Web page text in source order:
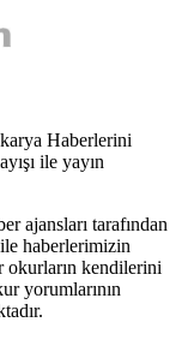
Haberlerini
ile yayın
ajansları tarafından
haberlerimizin
okurların kendilerini
yorumlarının